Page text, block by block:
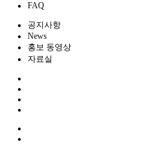
FAQ
공지사항
News
홍보 동영상
자료실